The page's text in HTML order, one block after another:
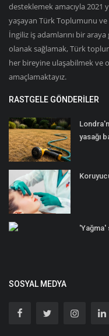
desteklemek amacıyla 2021
yaşayan Türk Toplumunu ve
İngiliz iş adamlarını bir
olanak sağlamak, Türk
her bireyine ulaşabilmek ve
amaçlamaktayız.
RASTGELE GÖNDERILER
yasağı
'Yağma'
SOSYAL MEDYA